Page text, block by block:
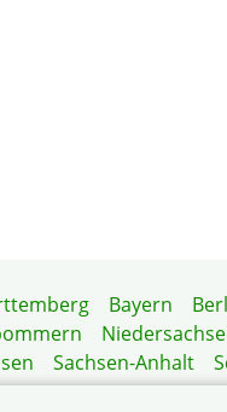
Bayern
Sachsen-Anhalt